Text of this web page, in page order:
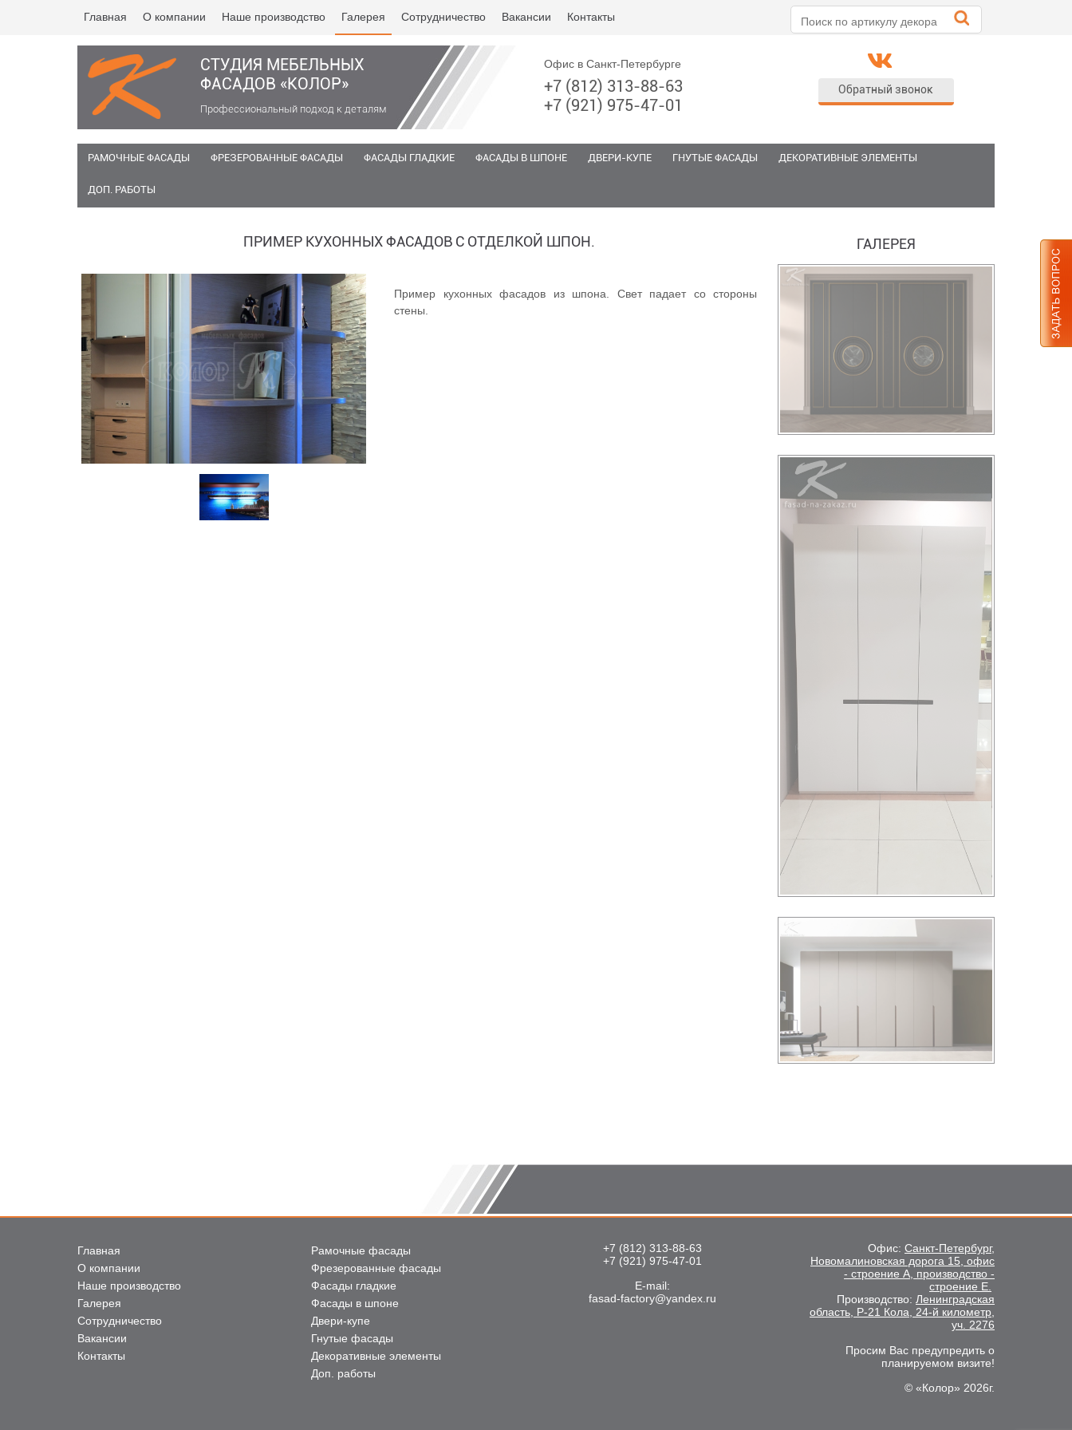
Главная О компании Наше производство Галерея Сотрудничество Вакансии Контакты
СТУДИЯ МЕБЕЛЬНЫХ
ФАСАДОВ «КОЛОР»
Профессиональный подход к деталям
Офис в Санкт-Петербурге
+7 (812) 313-88-63
+7 (921) 975-47-01
Обратный звонок
РАМОЧНЫЕ ФАСАДЫ ФРЕЗЕРОВАННЫЕ ФАСАДЫ ФАСАДЫ ГЛАДКИЕ ФАСАДЫ В ШПОНЕ ДВЕРИ-КУПЕ ГНУТЫЕ ФАСАДЫ ДЕКОРАТИВНЫЕ ЭЛЕМЕНТЫ
ДОП. РАБОТЫ
ПРИМЕР КУХОННЫХ ФАСАДОВ С ОТДЕЛКОЙ ШПОН.
Пример кухонных фасадов из шпона. Свет падает со стороны
стены.
ГАЛЕРЕЯ
Главная
О компании
Наше производство
Галерея
Сотрудничество
Вакансии
Контакты
Рамочные фасады
Фрезерованные фасады
Фасады гладкие
Фасады в шпоне
Двери-купе
Гнутые фасады
Декоративные элементы
Доп. работы
+7 (812) 313-88-63
+7 (921) 975-47-01
E-mail:
fasad-factory@yandex.ru
Офис: Санкт-Петербург,
Новомалиновская дорога 15, офис
- строение А, производство -
строение Е.
Производство: Ленинградская
область, Р-21 Кола, 24-й километр,
уч. 2276
Просим Вас предупредить о
планируемом визите!
© «Колор» 2026г.